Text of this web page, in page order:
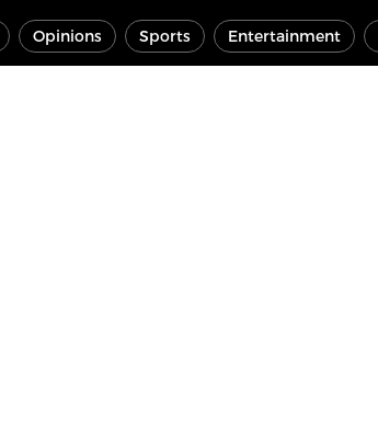
Opinions Sports Entertainment